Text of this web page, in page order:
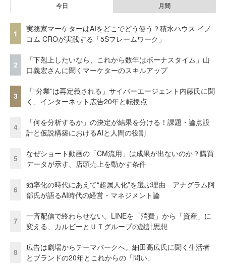
今日 月間
1
実務家マーケターはAIをどこでどう使う？積水ハウス イノ
コム CROが実践する「5Sフレームワーク」
2
「下剋上したいなら、これから数年はボーナスタイム」山
口義宏さんに聞くマーケターのスキルアップ
3
「“分業”は再定義される」サイバーエージェント内藤氏に聞
く、インターネット広告20年と転換点
4
「何を分析するか」の決定が結果を分ける！課題・論点設
計と仮説構築におけるAIと人間の役割
5
なぜショート動画の「CM流用」は成果が出ないのか？購買
データが示す、店頭売上を動かす条件
6
効率化の時代にあえて“超属人化”を選ぶ理由 アナグラム阿
部氏が語るAI時代の経営・マネジメント論
7
一斉配信で終わらせない。LINEを「消費」から「資産」に
変える、カルビーとＵＴグループの設計思想
8
広告は劇場からテーマパークへ。細田高広氏に聞く生活者
とブランドの20年とこれからの「問い」